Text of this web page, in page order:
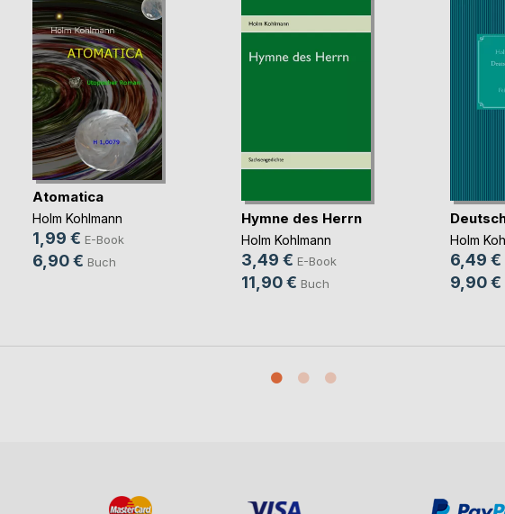
Atomatica
Holm Kohlmann
1,99 € E-Book
6,90 € Buch
Hymne des Herrn
Holm Kohlmann
3,49 € E-Book
11,90 € Buch
Holm
6,49 €
9,90 €